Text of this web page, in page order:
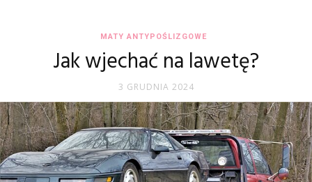
MATY ANTYPOŚLIZGOWE
Jak wjechać na lawetę?
3 GRUDNIA 2024